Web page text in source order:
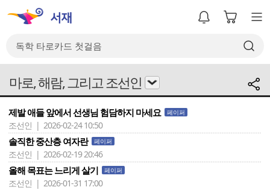
마로, 해람, 그리고 조선인
제발 애들 앞에서 선생님 험담하지 마세요 페이퍼
조선인 | 2026-02-24 10:50
솔직한 중산층 여자란 페이퍼
조선인 | 2026-02-19 20:46
올해 목표는 느리게 살기 페이퍼
조선인 | 2026-01-31 17:00